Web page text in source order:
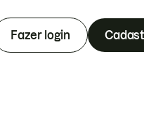
Fazer login